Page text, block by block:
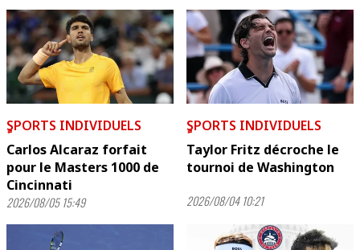
ٍSPORTS INDIVIDUELS
Carlos Alcaraz forfait
pour le Masters 1000 de
Cincinnati
2026/08/05 15:49
ٍSPORTS INDIVIDUELS
Taylor Fritz décroche le
tournoi de Washington
2026/08/04 10:21